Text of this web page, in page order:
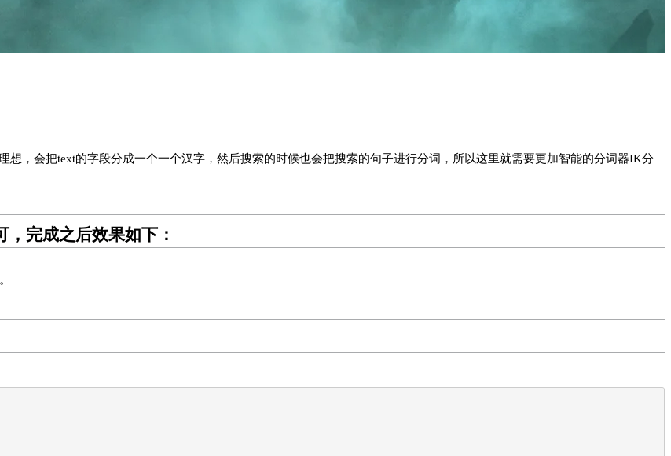
，会把text的字段分成一个一个汉字，然后搜索的时候也会把搜索的句子进行分词，所以这里就需要更加智能的分词器IK分
完成之后效果如下：